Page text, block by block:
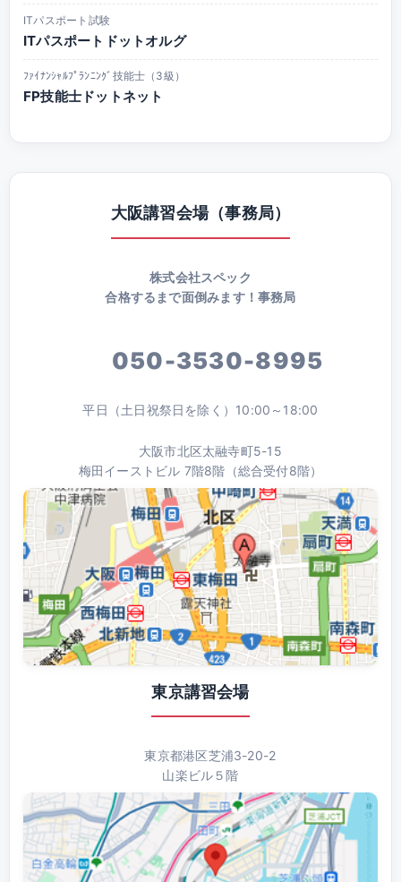
ITパスポート試験
ITパスポートドットオルグ
ﾌｧｲﾅﾝｼｬﾙﾌﾟﾗﾝﾆﾝｸﾞ技能士（3級）
FP技能士ドットネット
大阪講習会場（事務局）
株式会社スペック
合格するまで面倒みます！事務局
050-3530-8995
平日（土日祝祭日を除く）10:00～18:00
大阪市北区太融寺町5-15
梅田イーストビル 7階8階（総合受付8階）
東京講習会場
東京都港区芝浦3-20-2
山楽ビル５階